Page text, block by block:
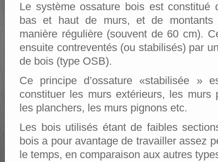
Le système ossature bois est constitué
bas et haut de murs, et de montants
manière régulière (souvent de 60 cm).
ensuite contreventés (ou stabilisés) par
de bois (type OSB).
Ce principe d’ossature «stabilisée »
constituer les murs extérieurs, les murs
les planchers, les murs pignons etc.
Les bois utilisés étant de faibles
bois a pour avantage de travailler assez
le temps, en comparaison aux autres